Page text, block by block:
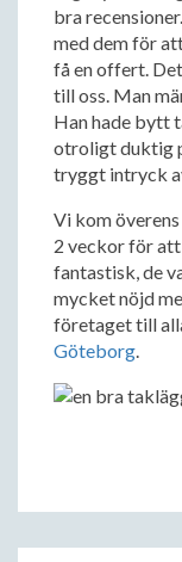
bra
med dem för
få en offert.
till oss. Man
Han hade bytt
otroligt duktig
tryggt intryck
Vi kom
2 veckor för
fantastisk, de
mycket nöjd
företaget till
Göteborg.